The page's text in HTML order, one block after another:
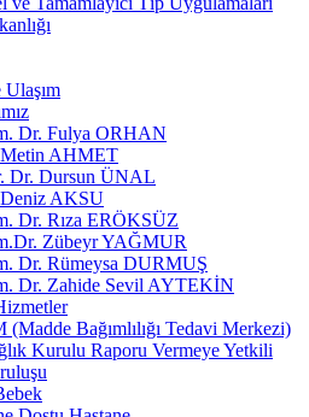
Dr. Fulya ORHAN
AHMET
Dr. Dursun ÜNAL
AKSU
Dr. Rıza ERÖKSÜZ
Zübeyr YAĞMUR
Dr. Rümeysa DURMUŞ
Dr. Zahide Sevil AYTEKİN
Bağımlılığı Tedavi Merkezi)
Kurulu Raporu Vermeye Yetkili